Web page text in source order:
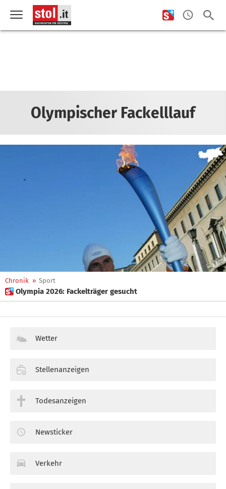
Olympischer Fackelllauf
Chronik » Sport
 Olympia 2026: Fackelträger gesucht
Wetter
Stellenanzeigen
Todesanzeigen
Newsticker
Verkehr